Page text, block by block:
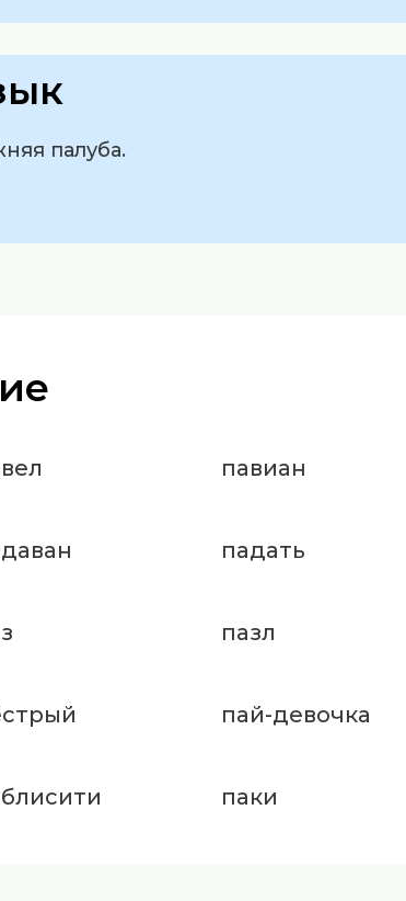
палуба.
павиан
падать
пазл
пай-девочка
паки